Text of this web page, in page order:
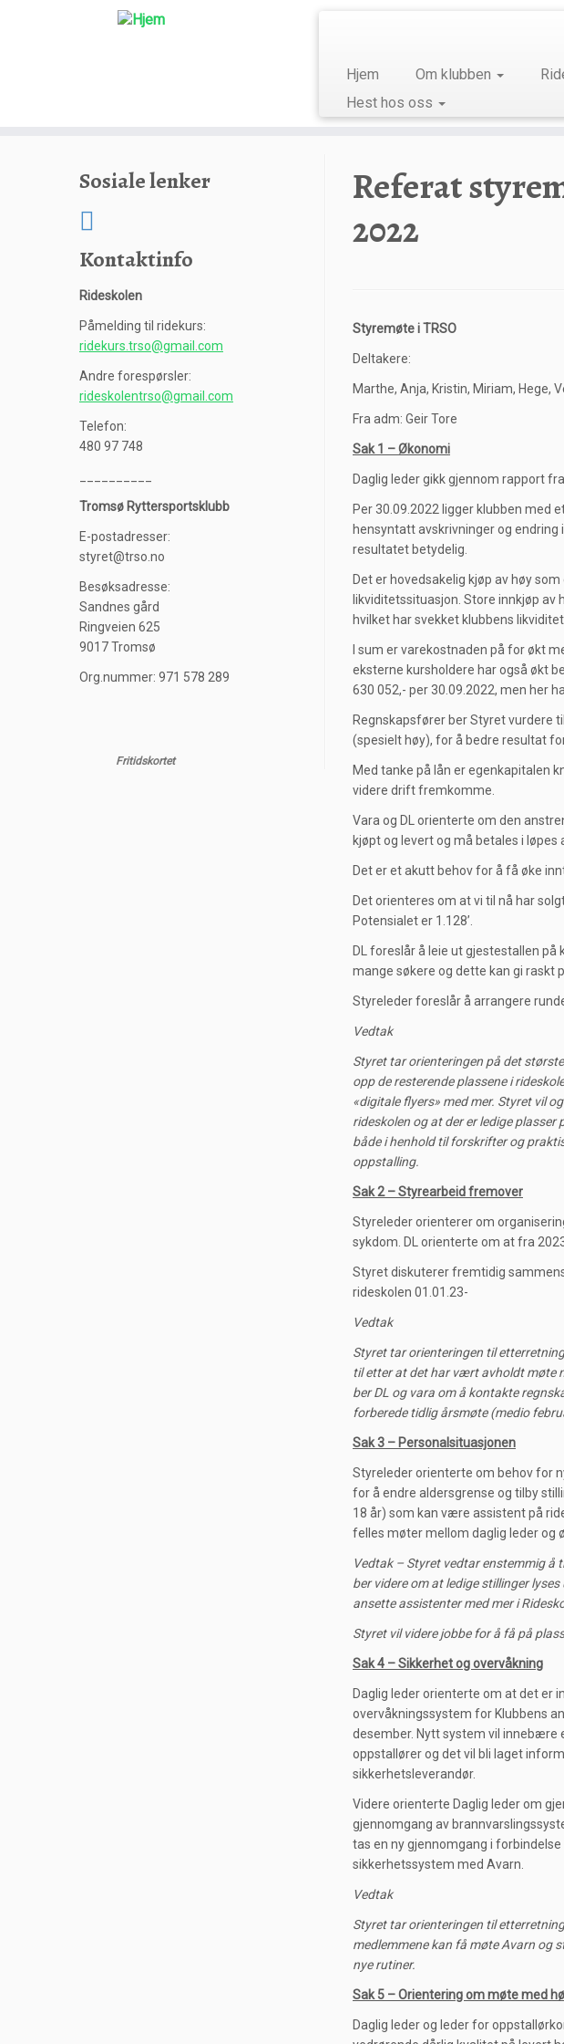
Hjem Om klubben
Hest hos oss
Sosiale lenker
Kontaktinfo
Rideskolen
Påmelding til ridekurs:
ridekurs.trso@gmail.com
Andre forespørsler:
rideskolentrso@gmail.com
Telefon:
480 97 748
Tromsø Ryttersportsklubb
E-postadresser:
styret@trso.no
Besøksadresse:
Sandnes gård
Ringveien 625
9017 Tromsø
Org.nummer: 971 578 289
Fritidskortet
Referat
2022
Styremøte i TRSO
Deltakere:
Marthe, Anja, Kristin, Miriam, Hege,
Fra adm: Geir Tore
Sak 1 – Økonomi
Daglig leder gikk gjennom rapport
Per 30.09.2022 ligger klubben med
hensyntatt avskrivninger og endring
resultatet betydelig.
Det er hovedsakelig kjøp av høy
likviditetssituasjon. Store innkjøp
hvilket har svekket klubbens
I sum er varekostnaden på for økt
eksterne kursholdere har også økt
630 052,- per 30.09.2022, men her
Regnskapsfører ber Styret vurdere
(spesielt høy), for å bedre resultat
Med tanke på lån er egenkapitalen
videre drift fremkomme.
Vara og DL orienterte om den
kjøpt og levert og må betales i løpes
Det er et akutt behov for å få øke
Det orienteres om at vi til nå har
Potensialet er 1.128’.
DL foreslår å leie ut gjestestallen
mange søkere og dette kan gi raskt
Styreleder foreslår å arrangere
Vedtak
Styret tar orienteringen på det
opp de resterende plassene i
«digitale flyers» med mer. Styret vil
rideskolen og at der er ledige plasser
både i henhold til forskrifter og
oppstalling.
Sak 2 – Styrearbeid fremover
Styreleder orienterer om
sykdom. DL orienterte om at fra
Styret diskuterer fremtidig
rideskolen 01.01.23-
Vedtak
Styret tar orienteringen til
til etter at det har vært avholdt møte
ber DL og vara om å kontakte
forberede tidlig årsmøte (medio
Sak 3 – Personalsituasjonen
Styreleder orienterte om behov for
for å endre aldersgrense og tilby
18 år) som kan være assistent på
felles møter mellom daglig leder og
Vedtak – Styret vedtar enstemmig å
ber videre om at ledige stillinger
ansette assistenter med mer i
Styret vil videre jobbe for å få på
Sak 4 – Sikkerhet og overvåkning
Daglig leder orienterte om at det er
overvåkningssystem for Klubbens
desember. Nytt system vil innebære
oppstallører og det vil bli laget
sikkerhetsleverandør.
Videre orienterte Daglig leder om
gjennomgang av
tas en ny gjennomgang i
sikkerhetssystem med Avarn.
Vedtak
Styret tar orienteringen til
medlemmene kan få møte Avarn og
nye rutiner.
Sak 5 – Orientering om møte med
Daglig leder og leder for